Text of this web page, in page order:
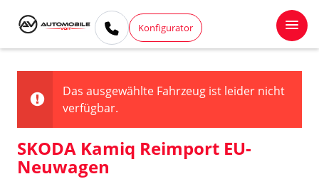
Konfigurator
Das ausgewählte Fahrzeug ist leider nicht
verfügbar.
SKODA Kamiq Reimport EU-
Neuwagen